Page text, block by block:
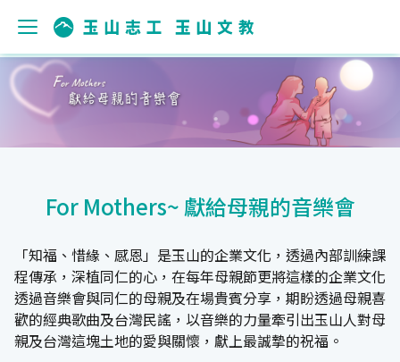
For Mothers~ 獻給母親的音樂會
「知福、惜緣、感恩」是玉山的企業文化，透過內部訓練課
程傳承，深植同仁的心，在每年母親節更將這樣的企業文化
透過音樂會與同仁的母親及在場貴賓分享，期盼透過母親喜
歡的經典歌曲及台灣民謠，以音樂的力量牽引出玉山人對母
親及台灣這塊土地的愛與關懷，獻上最誠摯的祝福。